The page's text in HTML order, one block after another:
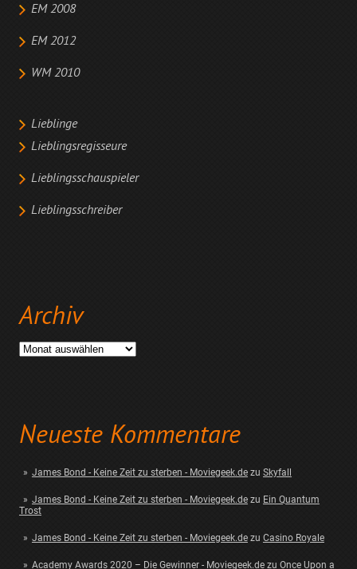
EM 2008
EM 2012
WM 2010
Lieblinge
Lieblingsregisseure
Lieblingsschauspieler
Lieblingsschreiber
Archiv
Archiv
Neueste Kommentare
James Bond - Keine Zeit zu sterben - Moviegeek.dezu Skyfall
James Bond - Keine Zeit zu sterben - Moviegeek.dezu Ein Quantum
Trost
James Bond - Keine Zeit zu sterben - Moviegeek.dezu Casino Royale
Academy Awards 2020 – Die Gewinner - Moviegeek.dezu Once Upon a